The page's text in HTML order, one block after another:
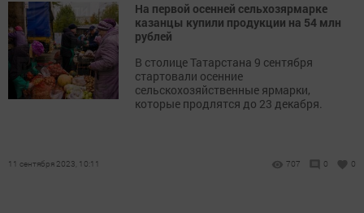
На первой осенней сельхозярмарке
казанцы купили продукции на 54 млн
рублей
В столице Татарстана 9 сентября
стартовали осенние
сельскохозяйственные ярмарки,
которые продлятся до 23 декабря.
11 сентября 2023, 10:11 707 0 0